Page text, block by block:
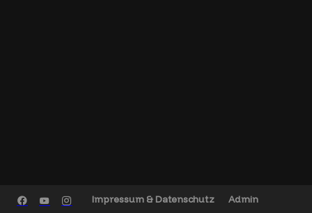
Impressum & Datenschutz Admin